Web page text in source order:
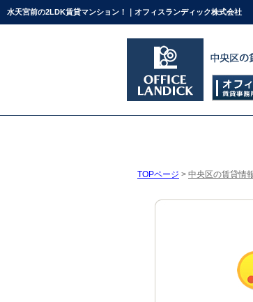
水天宮前の2LDK賃貸マンション！｜オフィスランディック株式会社
TOPページ > 中央区の賃貸情